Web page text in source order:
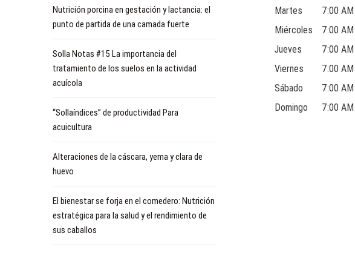
Martes
7:00
Miércoles
7:00
Jueves
7:00
Viernes
7:00
Sábado
7:00
Domingo
7:00
Nutrición porcina en gestación y lactancia: el
punto de partida de una camada fuerte
Solla Notas #15 La importancia del
tratamiento de los suelos en la actividad
acuícola
“Sollaíndices” de productividad Para
acuicultura
Alteraciones de la cáscara, yema y clara de
huevo
El bienestar se forja en el comedero: Nutrición
estratégica para la salud y el rendimiento de
sus caballos